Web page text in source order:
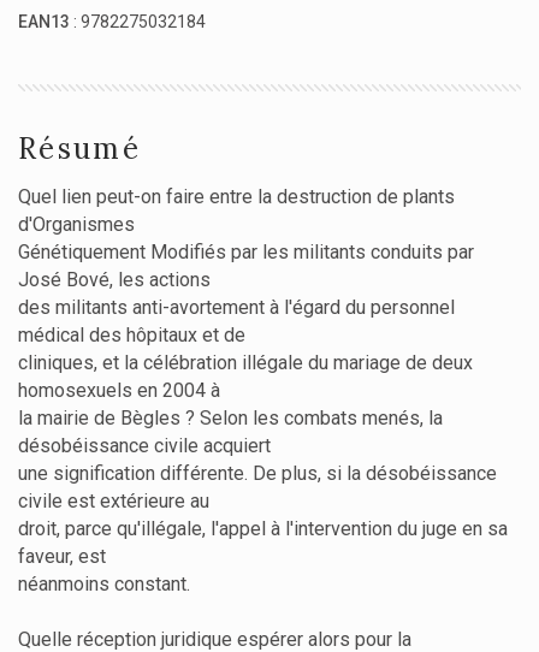
EAN13 : 9782275032184
Résumé
Quel lien peut-on faire entre la destruction de plants
d'Organismes
Génétiquement Modifiés par les militants conduits par
José Bové, les actions
des militants anti-avortement à l'égard du personnel
médical des hôpitaux et de
cliniques, et la célébration illégale du mariage de deux
homosexuels en 2004 à
la mairie de Bègles ? Selon les combats menés, la
désobéissance civile acquiert
une signification différente. De plus, si la désobéissance
civile est extérieure au
droit, parce qu'illégale, l'appel à l'intervention du juge en sa
faveur, est
néanmoins constant.
Quelle réception juridique espérer alors pour la